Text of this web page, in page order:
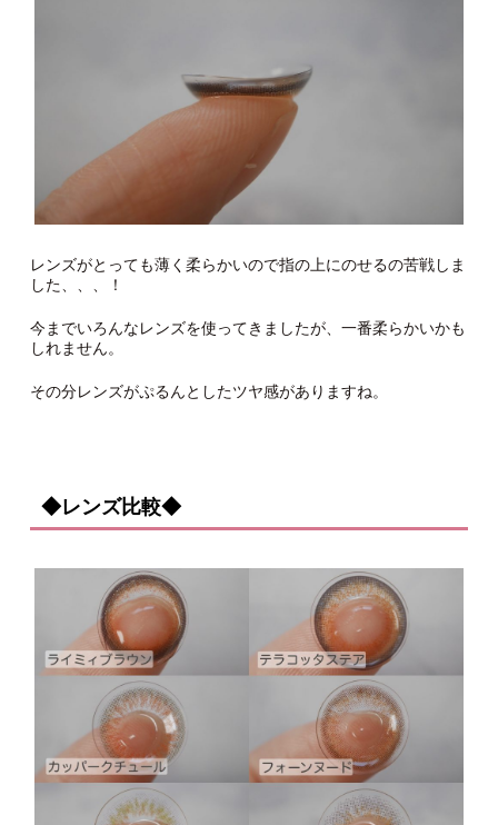
レンズがとっても薄く柔らかいので指の上にのせるの苦戦しま
した、、、！
今までいろんなレンズを使ってきましたが、一番柔らかいかも
しれません。
その分レンズがぷるんとしたツヤ感がありますね。
◆レンズ比較◆